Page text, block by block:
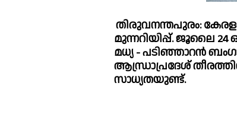
തിരുവനന്തപുരം:
മുന്നറിയിപ്പ്. ജൂലൈ
മധ്യ - പടിഞ്ഞാറൻ
ആന്ധ്രാപ്രദേശ്
സാധ്യതയുണ്ട്.